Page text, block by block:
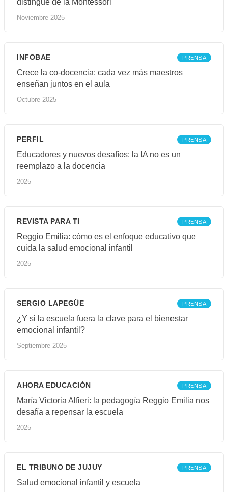
Noviembre 2025
INFOBAE PRENSA
Crece la co-docencia: cada vez más maestros
enseñan juntos en el aula
Octubre 2025
PERFIL PRENSA
Educadores y nuevos desafíos: la IA no es un
reemplazo a la docencia
2025
REVISTA PARA TI PRENSA
Reggio Emilia: cómo es el enfoque educativo que
cuida la salud emocional infantil
2025
SERGIO LAPEGÜE PRENSA
¿Y si la escuela fuera la clave para el bienestar
emocional infantil?
Septiembre 2025
AHORA EDUCACIÓN PRENSA
María Victoria Alfieri: la pedagogía Reggio Emilia nos
desafía a repensar la escuela
2025
EL TRIBUNO DE JUJUY PRENSA
Salud emocional infantil y escuela